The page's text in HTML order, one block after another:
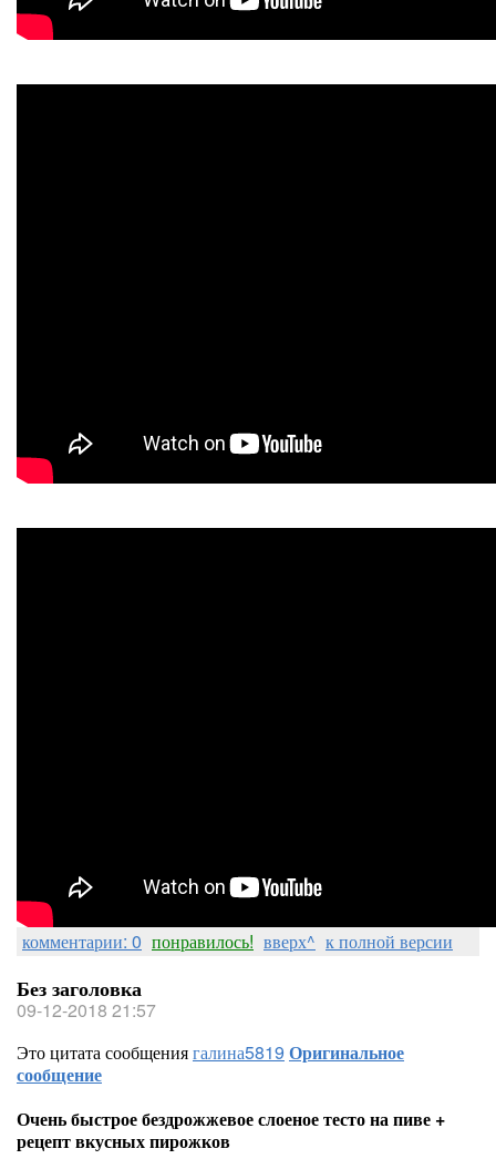
комментарии: 0 понравилось! вверх^ к полной версии
Без заголовка
09-12-2018 21:57
Это цитата сообщениягалина5819 Оригинальное
сообщение
Очень быстрое бездрожжевое слоеное тесто на пиве +
рецепт вкусных пирожков